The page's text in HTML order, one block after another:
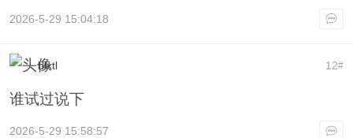
2026-5-29 15:04:18
12#
blxtl
谁试过说下
2026-5-29 15:58:57